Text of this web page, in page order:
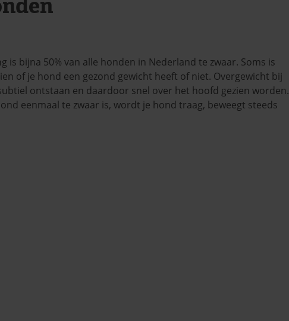
is bijna 50% van alle honden in Nederland te zwaar. Soms is
of je hond een gezond gewicht heeft of niet. Overgewicht bij
ontstaan en daardoor snel over het hoofd gezien worden.
eenmaal te zwaar is, wordt je hond traag, beweegt steeds